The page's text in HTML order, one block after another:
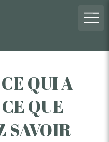
QUI A
QUE
SAVOIR